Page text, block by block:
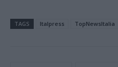
TAGS Italpress TopNewsItalia